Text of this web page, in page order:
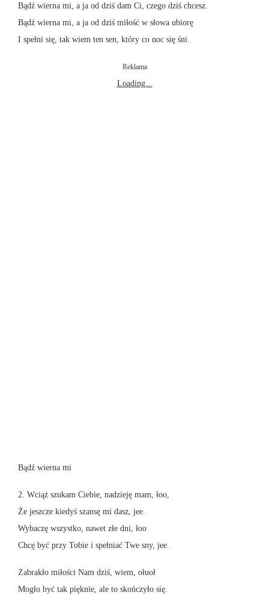
Bądź wierna mi, a ja od dziś dam Ci, czego dziś chcesz.
Bądź wierna mi, a ja od dziś miłość w słowa ubiorę
I spełni się, tak wiem ten sen, który co noc się śni.
Reklama
Loading...
Bądź wierna mi
2. Wciąż szukam Ciebie, nadzieję mam, łoo,
Że jeszcze kiedyś szansę mi dasz, jee.
Wybaczę wszystko, nawet złe dni, łoo
Chcę być przy Tobie i spełniać Twe sny, jee.
Zabrakło miłości Nam dziś, wiem, ołuoł
Mogło być tak pięknie, ale to skończyło się.